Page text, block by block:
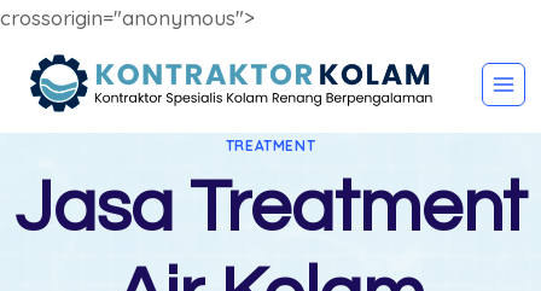
crossorigin="anonymous">
TREATMENT
Jasa Treatment